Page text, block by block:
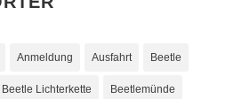
Anmeldung Ausfahrt Beetle
Beetle Lichterkette Beetlemünde